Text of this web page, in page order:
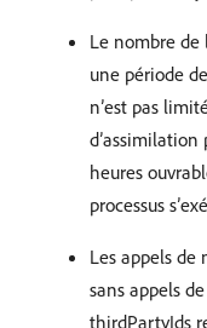
Le nombre de
une période
n’est pas
heures
processus
Les appels de
sans appels
thirdPartyIds